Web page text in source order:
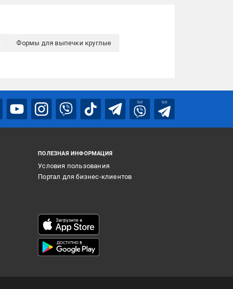
Формы для выпечки круглые
bot bot
ПОЛЕЗНАЯ ИНФОРМАЦИЯ
Условия пользования
Портал для бизнес-клиентов